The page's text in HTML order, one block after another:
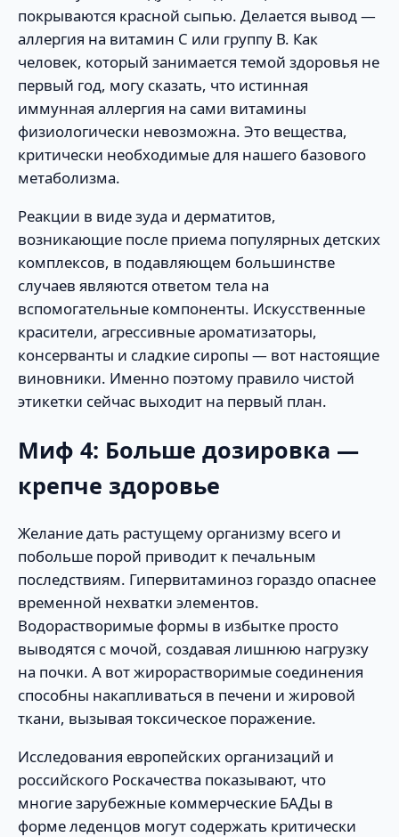
покрываются красной сыпью. Делается вывод —
аллергия на витамин С или группу В. Как
человек, который занимается темой здоровья не
первый год, могу сказать, что истинная
иммунная аллергия на сами витамины
физиологически невозможна. Это вещества,
критически необходимые для нашего базового
метаболизма.
Реакции в виде зуда и дерматитов,
возникающие после приема популярных детских
комплексов, в подавляющем большинстве
случаев являются ответом тела на
вспомогательные компоненты. Искусственные
красители, агрессивные ароматизаторы,
консерванты и сладкие сиропы — вот настоящие
виновники. Именно поэтому правило чистой
этикетки сейчас выходит на первый план.
Миф 4: Больше дозировка —
крепче здоровье
Желание дать растущему организму всего и
побольше порой приводит к печальным
последствиям. Гипервитаминоз гораздо опаснее
временной нехватки элементов.
Водорастворимые формы в избытке просто
выводятся с мочой, создавая лишнюю нагрузку
на почки. А вот жирорастворимые соединения
способны накапливаться в печени и жировой
ткани, вызывая токсическое поражение.
Исследования европейских организаций и
российского Роскачества показывают, что
многие зарубежные коммерческие БАДы в
форме леденцов могут содержать критически